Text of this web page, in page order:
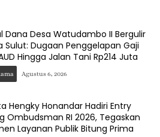
Dana Desa Watudambo II Bergulir
Sulut: Dugaan Penggelapan Gaji
Hingga Jalan Tani Rp214 Juta
Agustus 6, 2026
Hengky Honandar Hadiri Entry
Ombudsman RI 2026, Tegaskan
Layanan Publik Bitung Prima